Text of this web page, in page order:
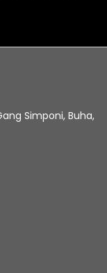
Simponi, Buha,